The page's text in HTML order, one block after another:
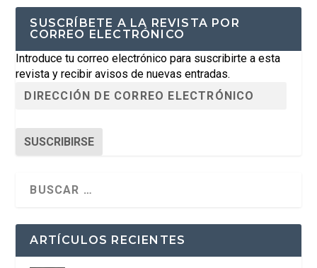
SUSCRÍBETE A LA REVISTA POR
CORREO ELECTRÓNICO
Introduce tu correo electrónico para suscribirte a esta
revista y recibir avisos de nuevas entradas.
SUSCRIBIRSE
ARTÍCULOS RECIENTES